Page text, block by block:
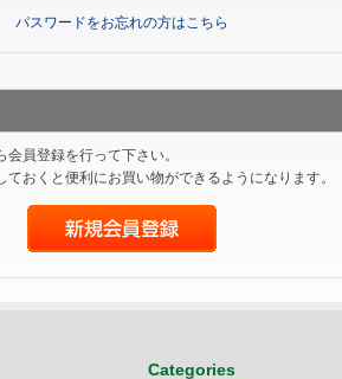
パスワードをお忘れの方はこちら
員登録を行って下さい。
おくと便利にお買い物ができるようになります。
Categories